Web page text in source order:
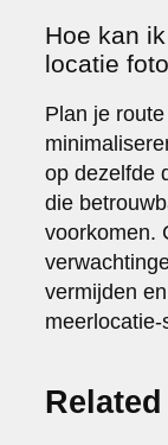
Hoe kan
locatie
Plan je
op dezelfde
die
voorkomen.
vermijden
meerlocatie-